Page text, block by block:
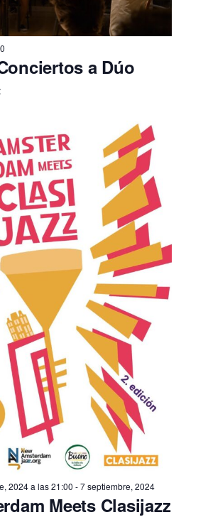
a Dúo
2024 a las 21:00 -7 septiembre, 2024
Meets Clasijazz